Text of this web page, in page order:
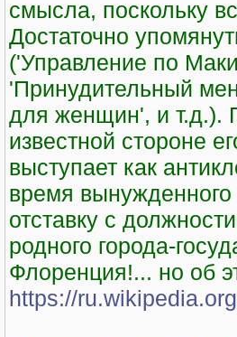
смысла, поскольку
Достаточно
('Управление по
'Принудительный
для женщин', и т.д.).
известной стороне
выступает как
время вынужденного
отставку с
родного города-
Флоренция!... но об
https://